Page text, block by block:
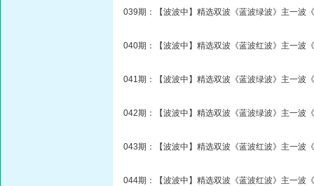
039期：【波波中】精选双波《蓝波绿波》主一波
040期：【波波中】精选双波《蓝波红波》主一波
041期：【波波中】精选双波《蓝波绿波》主一波
042期：【波波中】精选双波《蓝波绿波》主一波
043期：【波波中】精选双波《蓝波红波》主一波
044期：【波波中】精选双波《蓝波红波》主一波